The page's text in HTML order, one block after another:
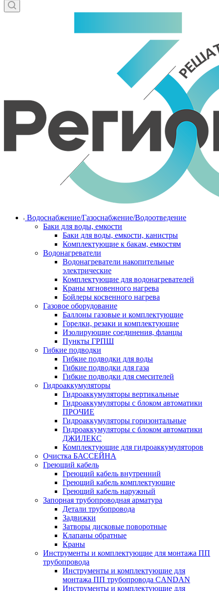
Водоснабжение/Газоснабжение/Водоотведение
Баки для воды, емкости
Баки для воды, емкости, канистры
Комплектующие к бакам, емкостям
Водонагреватели
Водонагреватели накопительные
электрические
Комплектующие для водонагревателей
Краны мгновенного нагрева
Бойлеры косвенного нагрева
Газовое оборудование
Баллоны газовые и комплектующие
Горелки, резаки и комплектующие
Изолирующие соединения, фланцы
Пункты ГРПШ
Гибкие подводки
Гибкие подводки для воды
Гибкие подводки для газа
Гибкие подводки для смесителей
Гидроаккумуляторы
Гидроаккумуляторы вертикальные
Гидроаккумуляторы с блоком автоматики
ПРОЧИЕ
Гидроаккумуляторы горизонтальные
Гидроаккумуляторы с блоком автоматики
ДЖИЛЕКС
Комплектующие для гидроаккумуляторов
Очистка БАССЕЙНА
Греющий кабель
Греющий кабель внутренний
Греющий кабель комплектующие
Греющий кабель наружный
Запорная трубопроводная арматура
Детали трубопровода
Задвижки
Затворы дисковые поворотные
Клапаны обратные
Краны
Инструменты и комплектующие для монтажа ПП
трубопровода
Инструменты и комплектующие для
монтажа ПП трубопровода CANDAN
Инструменты и комплектующие для